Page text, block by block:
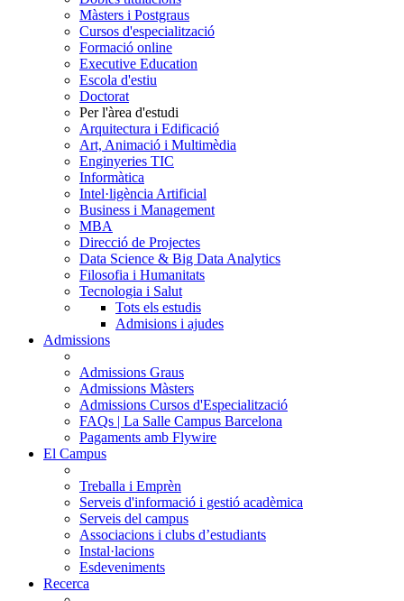
Màsters i Postgraus
Cursos d'especialització
Formació online
Executive Education
Escola d'estiu
Doctorat
Per l'àrea d'estudi
Arquitectura i Edificació
Art, Animació i Multimèdia
Enginyeries TIC
Informàtica
Intel·ligència Artificial
Business i Management
MBA
Direcció de Projectes
Data Science & Big Data Analytics
Filosofia i Humanitats
Tecnologia i Salut
Tots els estudis
Admisions i ajudes
Admissions
Admissions Graus
Admissions Màsters
Admissions Cursos d'Especialització
FAQs | La Salle Campus Barcelona
Pagaments amb Flywire
El Campus
Treballa i Emprèn
Serveis d'informació i gestió acadèmica
Serveis del campus
Associacions i clubs d’estudiants
Instal·lacions
Esdeveniments
Recerca